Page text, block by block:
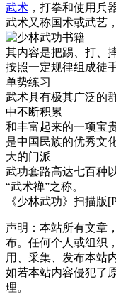
武术 ，打拳和使用兵
武术又称国术或武艺
其内容是把踢、打、
按照一定规律组成徒
单势练习
武术具有极其广泛的
中不断积累
和丰富起来的一项宝
是中国民族的优秀文
大的门派
武功套路高达七百种
“武术禅”之称。
《少林武功》扫描版
声明：本站所有文章
布。任何个人或组织
用、采集、发布本站
如若本站内容侵犯了
理。